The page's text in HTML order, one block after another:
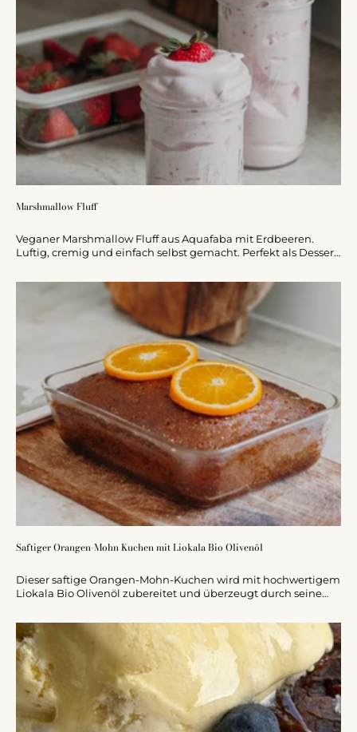
Marshmallow Fluff
Veganer Marshmallow Fluff aus Aquafaba mit Erdbeeren.
Luftig, cremig und einfach selbst gemacht. Perfekt als Dessert
Saftiger Orangen-Mohn Kuchen mit Liokala Bio Olivenöl
Dieser saftige Orangen-Mohn-Kuchen wird mit hochwertigem
Liokala Bio Olivenöl zubereitet und überzeugt durch seine
Anstelle von Butter sorgt das Olivenöl für besondere Saftigkeit
und eine feine Geschmacksnote. Verfeinert mit frischem
Orangensaft und einem süßen Zuckerguss ist der Kuchen
einfach zuzubereiten und ideal für jede Gelegenheit. Perfekt
serviert mit griechischem Joghurt oder pur.